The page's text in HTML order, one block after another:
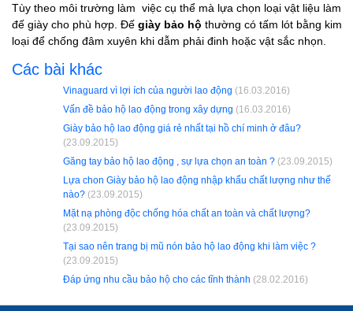
Tùy theo môi trường làm việc cụ thể mà lựa chọn loại vật liệu làm
đế giày cho phù hợp. Đế giày bảo hộ thường có tấm lót bằng kim
loại để chống đâm xuyên khi dẫm phải đinh hoặc vật sắc nhọn.
Các bài khác
Vinaguard vì lợi ích của người lao động (16.03.2016)
Vấn đề bảo hộ lao động trong xây dựng (16.03.2016)
Giày bảo hộ lao động giá rẻ nhất tại hồ chí minh ở đâu?
(23.09.2015)
Găng tay bảo hộ lao động , sự lựa chọn an toàn ? (23.09.2015)
Lựa chon Giày bảo hộ lao động nhập khẩu chất lượng như thế
nào? (23.09.2015)
Mặt nạ phòng độc chống hóa chất an toàn và chất lượng?
(23.09.2015)
Tại sao nên trang bị mũ nón bảo hộ lao động khi làm việc ?
(23.09.2015)
Đáp ứng nhu cầu bảo hộ cho các tĩnh thành (28.02.2016)